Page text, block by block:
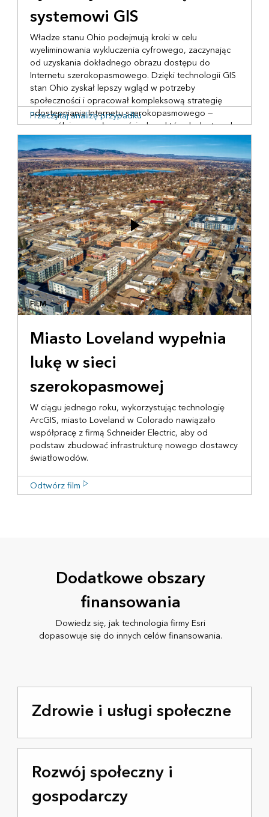
systemowi GIS
Władze stanu Ohio podejmują kroki w celu
wyeliminowania wykluczenia cyfrowego, zaczynając
od uzyskania dokładnego obrazu dostępu do
Internetu szerokopasmowego. Dzięki technologii GIS
stan Ohio zyskał lepszy wgląd w potrzeby
społeczności i opracował kompleksową strategię
udostępniania Internetu szerokopasmowego —
szczególnie w społecznościach, w których dostęp do
tej usługi jest niedostateczny i które znajdują się w
niekorzystnej sytuacji.
Przeczytaj analizę przypadku
FILM
Miasto Loveland wypełnia
lukę w sieci
szerokopasmowej
W ciągu jednego roku, wykorzystując technologię
ArcGIS, miasto Loveland w Colorado nawiązało
współpracę z firmą Schneider Electric, aby od
podstaw zbudować infrastrukturę nowego dostawcy
światłowodów.
Odtwórz film
Dodatkowe obszary
finansowania
Dowiedz się, jak technologia firmy Esri
dopasowuje się do innych celów finansowania.
Zdrowie i usługi społeczne
Rozwój społeczny i
gospodarczy